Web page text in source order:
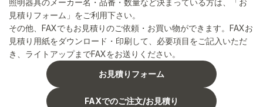
照明器具のメーカー名・品番・数量など決まっている方は、「お
見積りフォーム」をご利用下さい。
その他、FAXでもお見積りのご依頼・お買い物ができます。FAXお
見積り用紙をダウンロード・印刷して、必要項目をご記入いただ
き、ライトアップまでFAXをお送りください。
お見積りフォーム
FAXでのご注文/お見積り